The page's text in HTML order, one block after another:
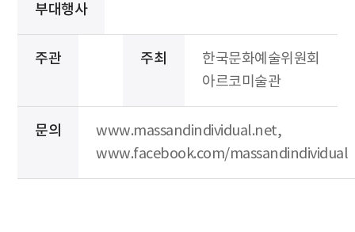
부대행사
주관 주최
한국문화예술위원회
아르코미술관
문의
www.massandindividual.net,
www.facebook.com/massandindividual